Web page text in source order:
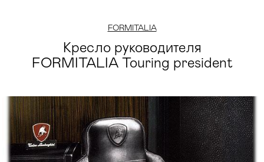
FORMITALIA
Кресло руководителя
FORMITALIA Touring president